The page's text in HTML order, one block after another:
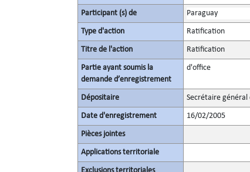
Participant (s) de Paraguay
Type d'action Ratification
Titre de l'action Ratification
Partie ayant soumis la
demande d’enregistrement
d'office
Dépositaire Secrétaire général
Date d'enregistrement 16/02/2005
Pièces jointes
Applications territoriale